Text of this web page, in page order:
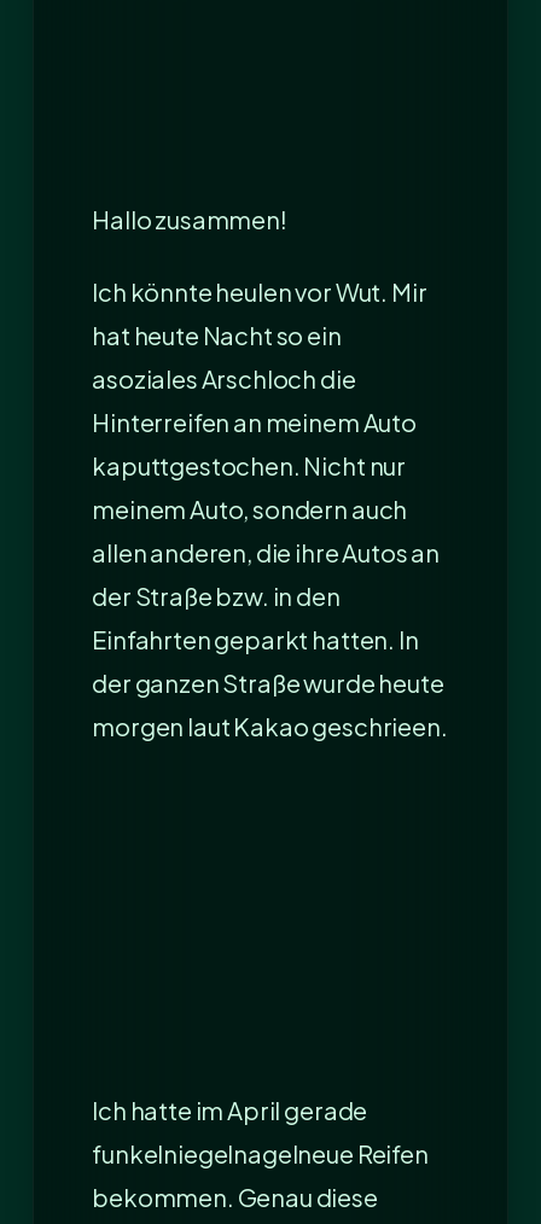
Hallo zusammen!
Ich könnte heulen vor Wut. Mir
hat heute Nacht so ein
asoziales Arschloch die
Hinterreifen an meinem Auto
kaputtgestochen. Nicht nur
meinem Auto, sondern auch
allen anderen, die ihre Autos an
der Straße bzw. in den
Einfahrten geparkt hatten. In
der ganzen Straße wurde heute
morgen laut Kakao geschrieen.
Ich hatte im April gerade
funkelniegelnagelneue Reifen
bekommen. Genau diese